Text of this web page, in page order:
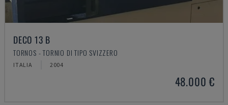
DECO 13 B
TORNOS - TORNIO DI TIPO SVIZZERO
ITALIA 2004
48.000 €